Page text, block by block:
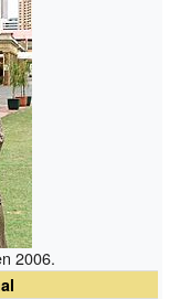
2006.